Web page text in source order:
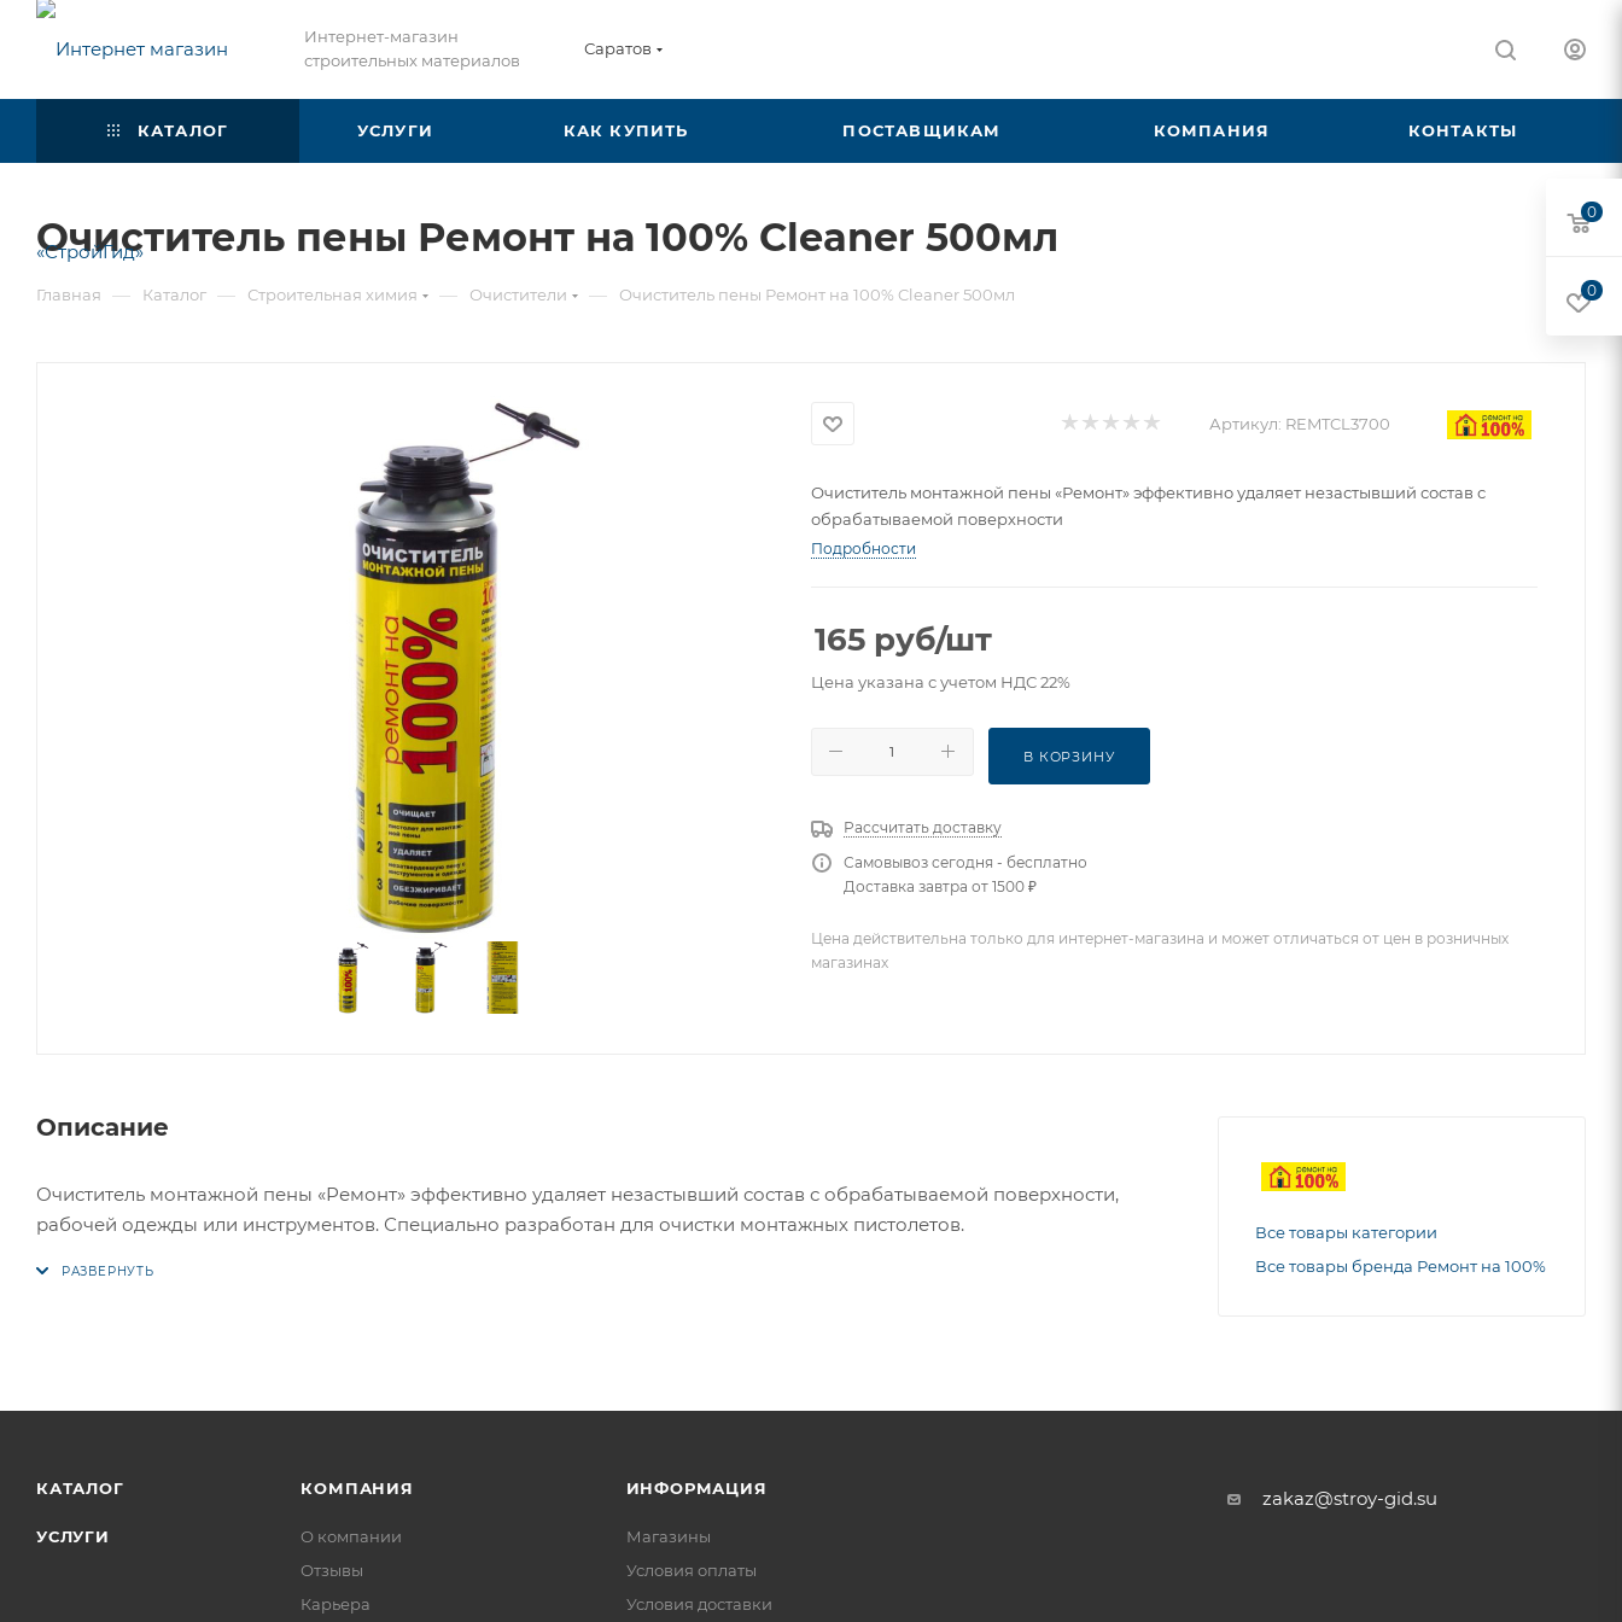
Интернет-магазин
строительных материалов
Саратов
КАТАЛОГ УСЛУГИ КАК КУПИТЬ ПОСТАВЩИКАМ КОМПАНИЯ КОНТАКТЫ
Очиститель пены Ремонт на 100% Cleaner 500мл
Главная — Каталог — Строительная химия — Очистители — Очиститель пены Ремонт на 100% Cleaner 500мл
Артикул: REMTCL3700
Очиститель монтажной пены «Ремонт» эффективно удаляет незастывший состав с
обрабатываемой поверхности
Подробности
165 руб/шт
Цена указана с учетом НДС 22%
В КОРЗИНУ
Рассчитать доставку
Самовывоз сегодня - бесплатно
Доставка завтра от 1500 ₽
Цена действительна только для интернет-магазина и может отличаться от цен в розничных
магазинах
Описание
Очиститель монтажной пены «Ремонт» эффективно удаляет незастывший состав с обрабатываемой поверхности,
рабочей одежды или инструментов. Специально разработан для очистки монтажных пистолетов.
Все товары категории
Все товары бренда Ремонт на 100%
КАТАЛОГ
УСЛУГИ
КОМПАНИЯ
О компании
Отзывы
Карьера
ИНФОРМАЦИЯ
Магазины
Условия оплаты
Условия доставки
zakaz@stroy-gid.su
0
0